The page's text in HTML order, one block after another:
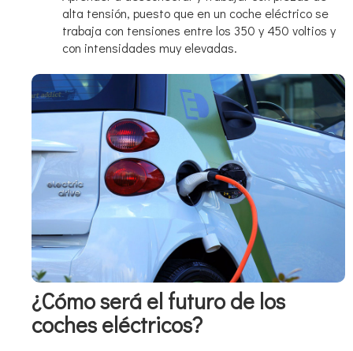
alta tensión, puesto que en un coche eléctrico se
trabaja con tensiones entre los 350 y 450 voltios y
con intensidades muy elevadas.
¿Cómo será el futuro de los
coches eléctricos?